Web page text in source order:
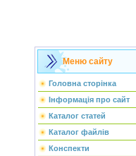
Меню сайту
Головна сторінка
Інформація про сайт
Каталог статей
Каталог файлів
Конспекти